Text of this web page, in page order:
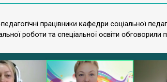
працівники кафедри соціальної
роботи та спеціальної освіти обговорили